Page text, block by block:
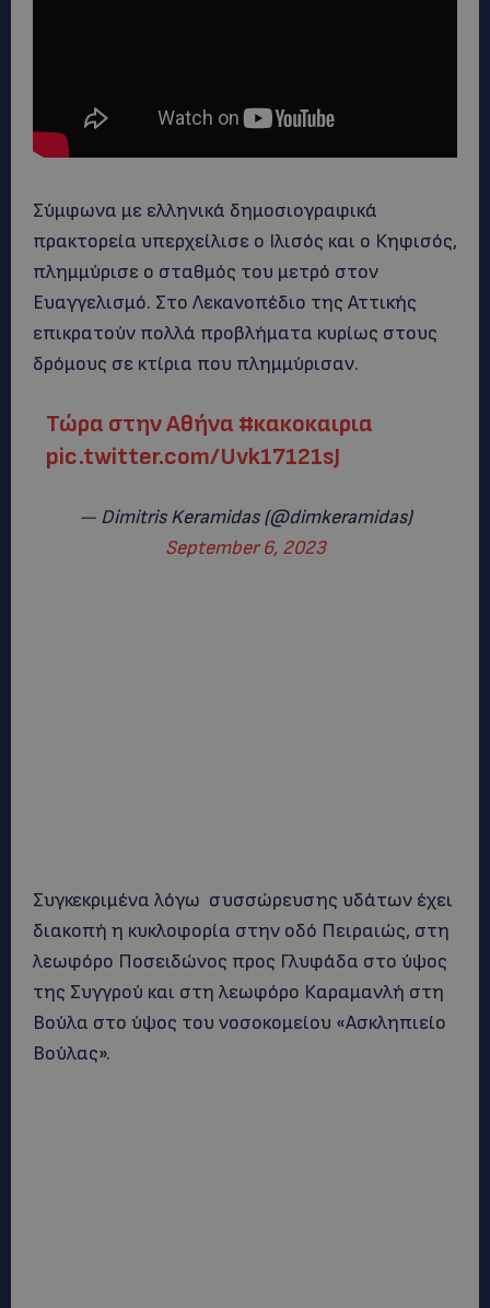
Σύμφωνα με ελληνικά δημοσιογραφικά
πρακτορεία υπερχείλισε ο Ιλισός και ο Κηφισός,
πλημμύρισε ο σταθμός του μετρό στον
Ευαγγελισμό. Στο Λεκανοπέδιο της Αττικής
επικρατούν πολλά προβλήματα κυρίως στους
δρόμους σε κτίρια που πλημμύρισαν.
Τώρα στην Αθήνα #κακοκαιρια
pic.twitter.com/Uvk17121sJ
— Dimitris Keramidas (@dimkeramidas)
September 6, 2023
Συγκεκριμένα λόγω συσσώρευσης υδάτων έχει
διακοπή η κυκλοφορία στην οδό Πειραιώς, στη
λεωφόρο Ποσειδώνος προς Γλυφάδα στο ύψος
της Συγγρού και στη λεωφόρο Καραμανλή στη
Βούλα στο ύψος του νοσοκομείου «Ασκληπιείο
Βούλας».